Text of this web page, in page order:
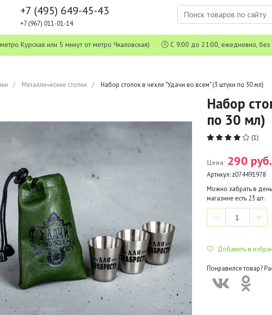
+7 (495) 649-45-43
+7 (967) 011-01-14
Курская или 5 минут от метро Чкаловская) С 9:00 до 21:00, ежедневно,
Металлические стопки Набор стопок в чехле "Удачи во всем" (3 штуки по 30 мл)
Набор
по 30 мл)
(1)
Цена: 290 руб.
Артикул: z074491978
Можно забрать в день
магазине есть 23 шт.
Добавить в
Понравился товар?